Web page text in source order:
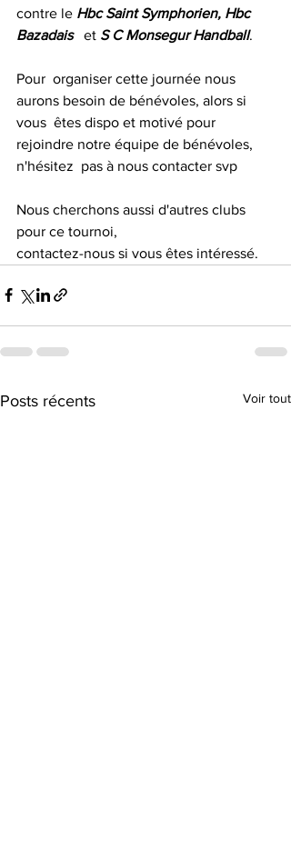
contre le Hbc Saint Symphorien, Hbc
Bazadais
   et
S C Monsegur Handball.
Pour  organiser cette journée nous
aurons besoin de bénévoles, alors si
vous  êtes dispo et motivé pour
rejoindre notre équipe de bénévoles,
n'hésitez  pas à nous contacter svp
Nous cherchons aussi d'autres clubs
pour ce tournoi,
contactez-nous si vous êtes intéressé.
Posts récents Voir tout